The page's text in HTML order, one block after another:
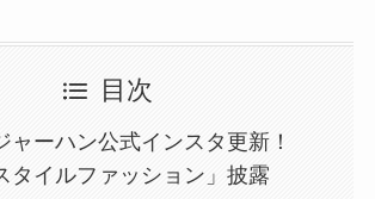
目次
ャーハン公式インスタ更新！
タイルファッション」披露